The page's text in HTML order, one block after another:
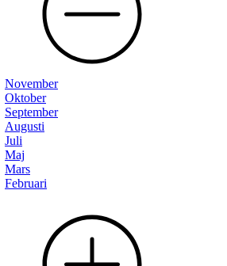
November
Oktober
September
Augusti
Juli
Maj
Mars
Februari